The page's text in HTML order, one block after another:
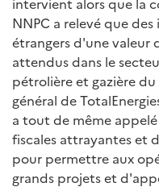
NNPC a relevé que
étrangers d'une valeur
attendus dans le
pétrolière et gazière
général de
a tout de même
fiscales attrayantes et
pour permettre aux
grands projets et